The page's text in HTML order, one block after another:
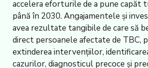
accelera eforturile de a pune capăt
până în 2030. Angajamentele și
avea rezultate tangibile de care să
direct persoanele afectate de TBC,
extinderea intervențiilor,
cazurilor, diagnosticul precoce și